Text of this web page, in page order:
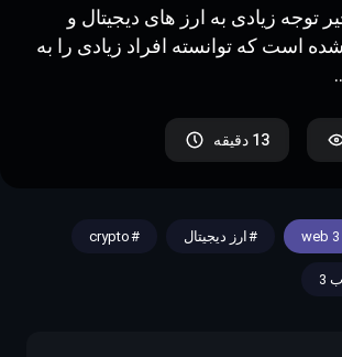
توجه زیادی به ارز های دیجیتال و
مبحث Web 3 شده است که توانسته افراد زیادی را به
13 دقیقه
web 3 ارز دیجیتال crypto
3